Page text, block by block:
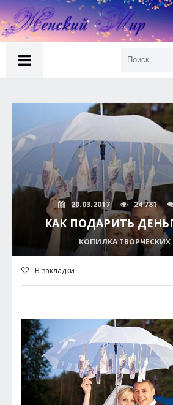
20.03.2017 24 781
КАК ПОДАРИТЬ
КОПИЛКА ТВОРЧЕСКИХ
В закладки